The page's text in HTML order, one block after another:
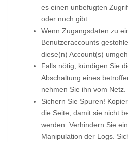
es einen unbefugten
oder noch gibt.
Wenn Zugangsdaten zu
Benutzeraccounts
diese(n) Account(s)
Falls nötig, kündigen Sie
Abschaltung eines
nehmen Sie ihn vom Netz.
Sichern Sie Spuren!
die Seite, damit sie nicht
werden. Verhindern Sie
Manipulation der Logs.